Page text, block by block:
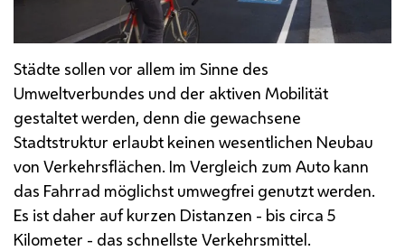
Städte sollen vor allem im Sinne des
Umweltverbundes und der aktiven Mobilität
gestaltet werden, denn die gewachsene
Stadtstruktur erlaubt keinen wesentlichen Neubau
von Verkehrsflächen. Im Vergleich zum Auto kann
das Fahrrad möglichst umwegfrei genutzt werden.
Es ist daher auf kurzen Distanzen - bis circa 5
Kilometer - das schnellste Verkehrsmittel.